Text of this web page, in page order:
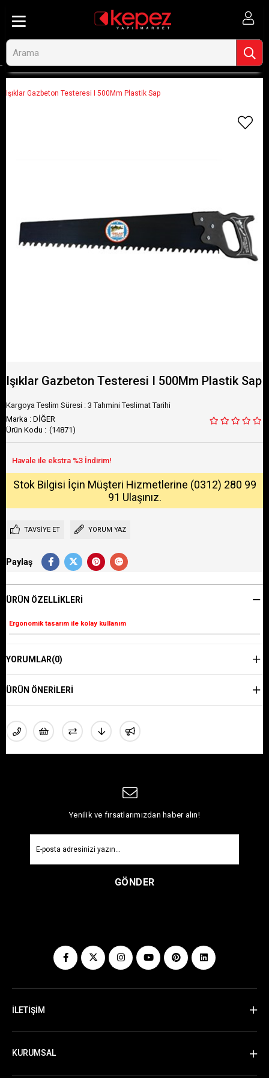
Işıklar Gazbeton Testeresi I 500Mm Plastik Sap
Işıklar Gazbeton Testeresi I 500Mm Plastik Sap
Kargoya Teslim Süresi : 3 Tahmini Teslimat Tarihi
Marka : DİĞER
(14871)
Stok Bilgisi İçin Müşteri Hizmetlerine (0312) 280 99
91 Ulaşınız.
TAVSIYE ET YORUM YAZ
Paylaş
ÜRÜN ÖZELLIKLERI
Ergonomik tasarım ile kolay kullanım
YORUMLAR(0)
ÜRÜN ÖNERILERI
Yenilik ve fırsatlarımızdan haber alın!
GÖNDER
İLETİŞİM
KURUMSAL